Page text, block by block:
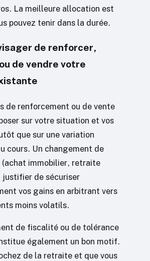
La meilleure allocation est
pouvez tenir dans la durée.
de renforcer,
de vendre votre
de renforcement ou de vente
sur votre situation et vos
que sur une variation
cours. Un changement de
(achat immobilier, retraite
justifier de sécuriser
vos gains en arbitrant vers
moins volatils.
de fiscalité ou de tolérance
également un bon motif.
de la retraite et que vous